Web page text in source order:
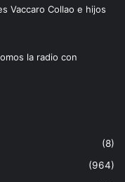
Vaccaro Collao e hijos
la radio con
(8)
(964)